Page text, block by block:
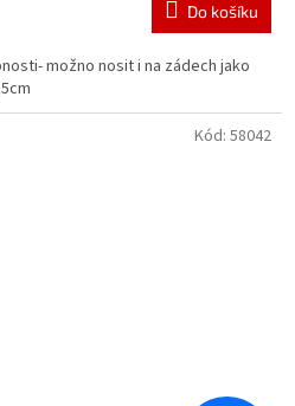
Do košíku
možno nosit i na zádech jako
Kód: 58042